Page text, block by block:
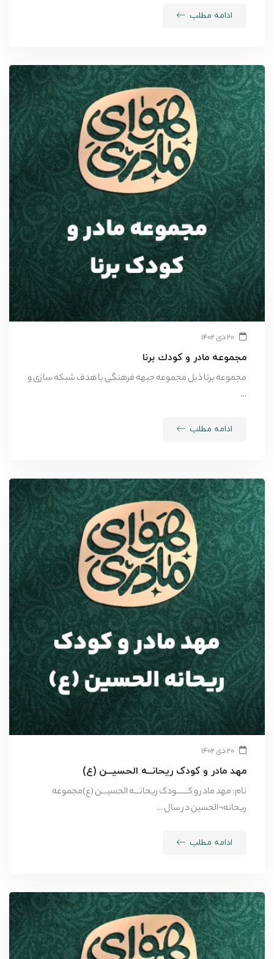
ادامه مطلب
۲۰ دی ۱۴۰۲
مجموعه مادر و كودك برنا
مجموعه برنا ذیل مجموعه جبهه فرهنگی با هدف شبکه سازی و
…
ادامه مطلب
۲۰ دی ۱۴۰۲
مهد مادر و کودک ریحانــه‌ الحسیــن (ع)
نام: مهد مادر و کــــــودک ریحانـــه‌ الحسیـــن (ع)مجموعه
ریحانه¬الحسین در سال …
ادامه مطلب